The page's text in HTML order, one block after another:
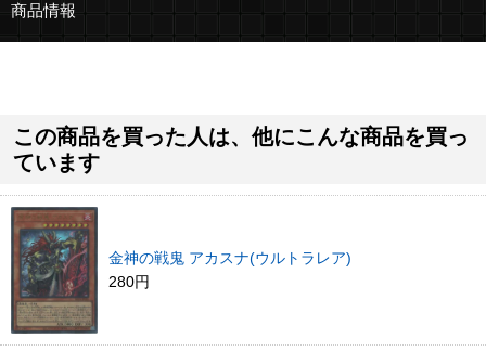
商品情報
この商品を買った人は、他にこんな商品を買っ
ています
金神の戦鬼 アカスナ(ウルトラレア)
280円